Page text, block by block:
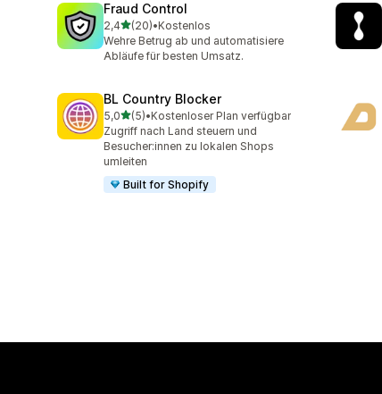
Fraud Control
2,4von 5 Sternen
(20)
20 Rezensionen insgesamt
•Kostenlos
Wehre Betrug ab und automatisiere
Abläufe für besten Umsatz.
BL Country Blocker
5,0von 5 Sternen
(5)
5 Rezensionen insgesamt
•Kostenloser Plan verfügbar
Zugriff nach Land steuern und
Besucher:innen zu lokalen Shops
umleiten
Built for Shopify